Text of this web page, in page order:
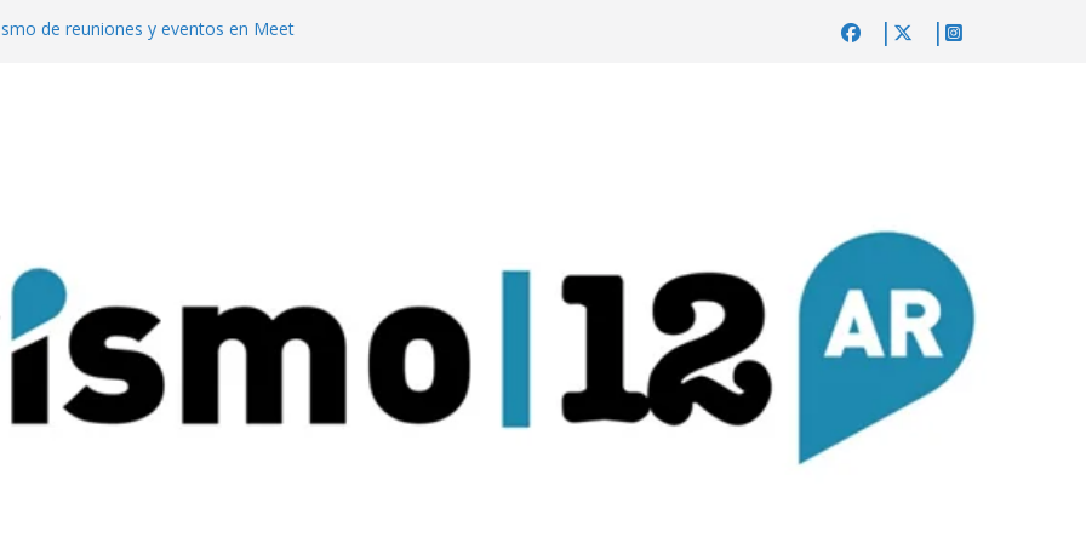
de reuniones y eventos en Meet